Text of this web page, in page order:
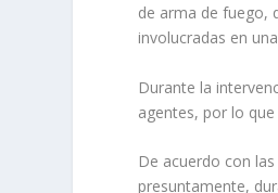
de arma de fuego,
involucradas en
Durante la
agentes, por lo
De acuerdo con
presuntamente,